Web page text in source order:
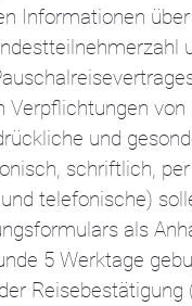
Informationen
und
schriftlich,
telefonische)
als
5 Werktage